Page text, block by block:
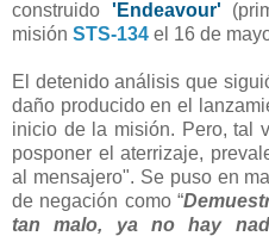
construido 'Endeavour'
misión STS-134 el 16 de
El detenido análisis que
daño producido en el
inicio de la misión. Pero, tal
posponer el aterrizaje,
al mensajero". Se puso en
de negación como “
tan malo, ya no hay